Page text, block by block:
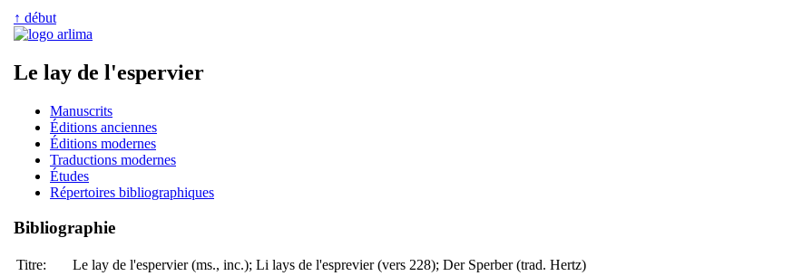
↑ début
Le lay de l'espervier
Manuscrits
Éditions anciennes
Éditions modernes
Traductions modernes
Études
Répertoires bibliographiques
Bibliographie
Titre:
Le lay de l'espervier (ms., inc.); Li lays de l'esprevier (vers 228); Der Sperber (trad. Hertz)